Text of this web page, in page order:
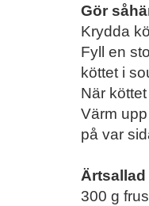
Gör
Krydda
Fyll en
köttet i
När
Värm
på var
Ärtsallad
300 g